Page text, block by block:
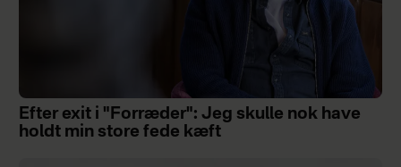
Efter exit i "Forræder": Jeg skulle nok have
holdt min store fede kæft